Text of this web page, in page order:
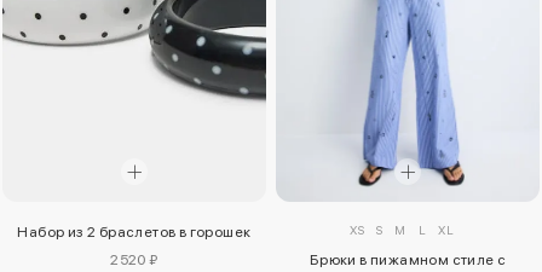
Набор из 2 браслетов в горошек
2520 ₽
XS S M L XL
Брюки в пижамном стиле с